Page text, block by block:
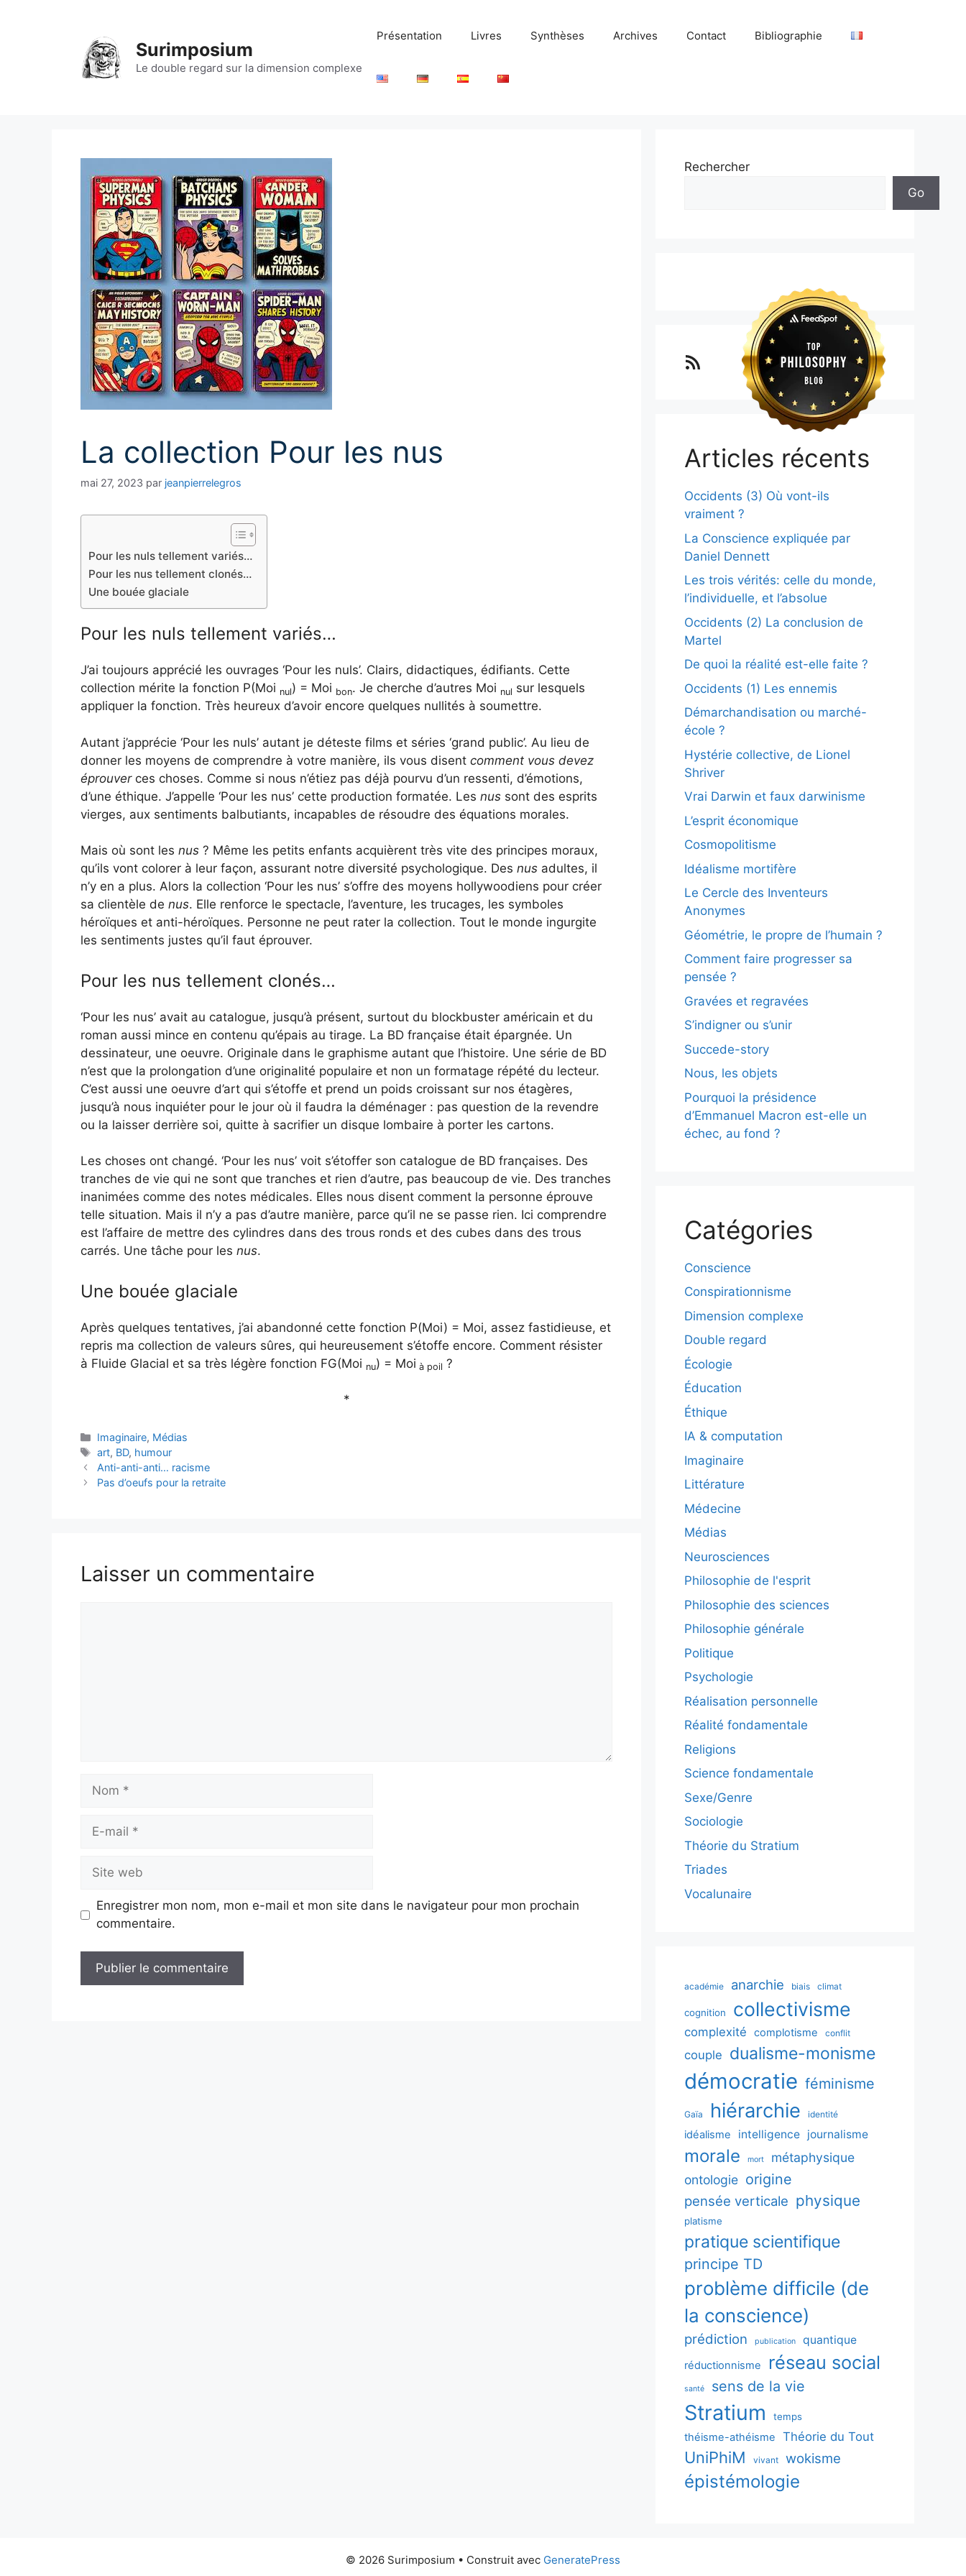
Surimposium
Le double regard sur la dimension complexe
Présentation Livres Synthèses Archives Contact Bibliographie
La collection Pour les nus
mai 27, 2023 par jeanpierrelegros
Pour les nuls tellement variés…
Pour les nus tellement clonés…
Une bouée glaciale
Pour les nuls tellement variés…
J’ai toujours apprécié les ouvrages ‘Pour les nuls’. Clairs, didactiques, édifiants. Cette
collection mérite la fonction P(Moi nul) = Moi bon. Je cherche d’autres Moi nul sur lesquels
appliquer la fonction. Très heureux d’avoir encore quelques nullités à soumettre.
Autant j’apprécie ‘Pour les nuls’ autant je déteste films et séries ‘grand public’. Au lieu de
donner les moyens de comprendre à votre manière, ils vous disent comment vous devez
éprouverces choses. Comme si nous n’étiez pas déjà pourvu d’un ressenti, d’émotions,
d’une éthique. J’appelle ‘Pour les nus’ cette production formatée. Les nus sont des esprits
vierges, aux sentiments balbutiants, incapables de résoudre des équations morales.
Mais où sont les nus ? Même les petits enfants acquièrent très vite des principes moraux,
qu’ils vont colorer à leur façon, assurant notre diversité psychologique. Des nus adultes, il
n’y en a plus. Alors la collection ‘Pour les nus’ s’offre des moyens hollywoodiens pour créer
sa clientèle de nus. Elle renforce le spectacle, l’aventure, les trucages, les symboles
héroïques et anti-héroïques. Personne ne peut rater la collection. Tout le monde ingurgite
les sentiments justes qu’il faut éprouver.
Pour les nus tellement clonés…
‘Pour les nus’ avait au catalogue, jusqu’à présent, surtout du blockbuster américain et du
roman aussi mince en contenu qu’épais au tirage. La BD française était épargnée. Un
dessinateur, une oeuvre. Originale dans le graphisme autant que l’histoire. Une série de BD
n’est que la prolongation d’une originalité populaire et non un formatage répété du lecteur.
C’est aussi une oeuvre d’art qui s’étoffe et prend un poids croissant sur nos étagères,
jusqu’à nous inquiéter pour le jour où il faudra la déménager : pas question de la revendre
ou la laisser derrière soi, quitte à sacrifier un disque lombaire à porter les cartons.
Les choses ont changé. ‘Pour les nus’ voit s’étoffer son catalogue de BD françaises. Des
tranches de vie qui ne sont que tranches et rien d’autre, pas beaucoup de vie. Des tranches
inanimées comme des notes médicales. Elles nous disent comment la personne éprouve
telle situation. Mais il n’y a pas d’autre manière, parce qu’il ne se passe rien. Ici comprendre
est l’affaire de mettre des cylindres dans des trous ronds et des cubes dans des trous
carrés. Une tâche pour les nus.
Une bouée glaciale
Après quelques tentatives, j’ai abandonné cette fonction P(Moi) = Moi, assez fastidieuse, et
repris ma collection de valeurs sûres, qui heureusement s’étoffe encore. Comment résister
à Fluide Glacial et sa très légère fonction FG(Moi nu) = Moi à poil ?
*
Catégories
Imaginaire, Médias
Étiquettes
art, BD, humour
Anti-anti-anti… racisme
Pas d’oeufs pour la retraite
Laisser un commentaire
Nom
Site
web
Enregistrer mon nom, mon e-mail et mon site dans le navigateur pour mon prochain
commentaire.
Rechercher
Go
Lo blog Surimposium
Articles récents
Occidents (3) Où vont-ils
vraiment ?
La Conscience expliquée par
Daniel Dennett
Les trois vérités: celle du monde,
l’individuelle, et l’absolue
Occidents (2) La conclusion de
Martel
De quoi la réalité est-elle faite ?
Occidents (1) Les ennemis
Démarchandisation ou marché-
école ?
Hystérie collective, de Lionel
Shriver
Vrai Darwin et faux darwinisme
L’esprit économique
Cosmopolitisme
Idéalisme mortifère
Le Cercle des Inventeurs
Anonymes
Géométrie, le propre de l’humain ?
Comment faire progresser sa
pensée ?
Gravées et regravées
S’indigner ou s’unir
Succede-story
Nous, les objets
Pourquoi la présidence
d’Emmanuel Macron est-elle un
échec, au fond ?
Catégories
Conscience
Conspirationnisme
Dimension complexe
Double regard
Écologie
Éducation
Éthique
IA & computation
Imaginaire
Littérature
Médecine
Médias
Neurosciences
Philosophie de l'esprit
Philosophie des sciences
Philosophie générale
Politique
Psychologie
Réalisation personnelle
Réalité fondamentale
Religions
Science fondamentale
Sexe/Genre
Sociologie
Théorie du Stratium
Triades
Vocalunaire
académie anarchie biais climat
cognition collectivisme
complexité complotisme conflit
couple dualisme-monisme
démocratie féminisme
Gaïa hiérarchie identité
idéalisme intelligence journalisme
morale mort
métaphysique
ontologie origine
pensée verticale physique
platisme
pratique scientifique
principe TD
problème difficile (de
la conscience)
prédiction publication quantique
réductionnisme réseau social
santé sens de la vie
Stratium temps
théisme-athéisme Théorie du Tout
UniPhiM vivant wokisme
épistémologie
© 2026 Surimposium • Construit avec GeneratePress